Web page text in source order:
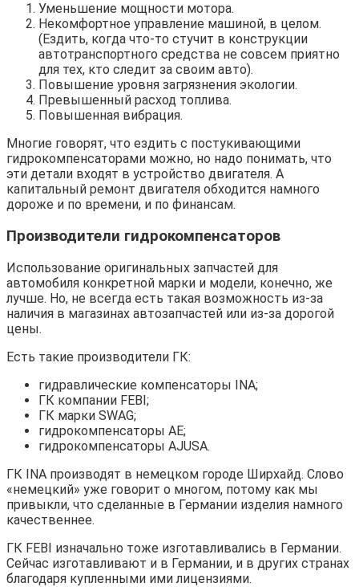
Уменьшение мощности мотора.
Некомфортное управление машиной, в целом.
(Ездить, когда что-то стучит в конструкции
автотранспортного средства не совсем приятно
для тех, кто следит за своим авто).
Повышение уровня загрязнения экологии.
Превышенный расход топлива.
Повышенная вибрация.
Многие говорят, что ездить с постукивающими
гидрокомпенсаторами можно, но надо понимать, что
эти детали входят в устройство двигателя. А
капитальный ремонт двигателя обходится намного
дороже и по времени, и по финансам.
Производители гидрокомпенсаторов
Использование оригинальных запчастей для
автомобиля конкретной марки и модели, конечно, же
лучше. Но, не всегда есть такая возможность из-за
наличия в магазинах автозапчастей или из-за дорогой
цены.
Есть такие производители ГК:
гидравлические компенсаторы INA;
ГК компании FEBI;
ГК марки SWAG;
гидрокомпенсаторы AE;
гидрокомпенсаторы AJUSA.
ГК INA производят в немецком городе Ширхайд. Слово
«немецкий» уже говорит о многом, потому как мы
привыкли, что сделанные в Германии изделия намного
качественнее.
ГК FEBI изначально тоже изготавливались в Германии.
Сейчас изготавливают и в Германии, и в других странах
благодаря купленными ими лицензиями.